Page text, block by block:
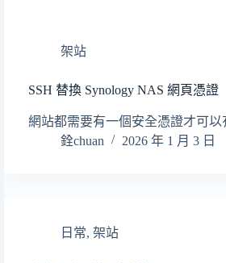
架站
SSH 替換 Synology NAS 網頁憑證
網站都需要有一個安全憑證才可以
銓chuan
2026 年 1 月 3 日
日常, 架站